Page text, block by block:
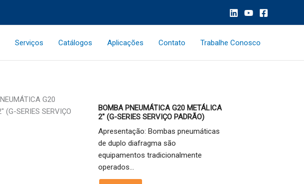
Serviços Catálogos Aplicações Contato Trabalhe Conosco
BOMBA PNEUMÁTICA G20 METÁLICA
2" (G-SERIES SERVIÇO PADRÃO)
Apresentação: Bombas pneumáticas
de duplo diafragma são
equipamentos tradicionalmente
operados...